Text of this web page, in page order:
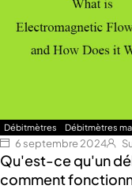
Débitmètres Débitmètres
6 septembre 2024
Qu'est-ce qu'un
comment